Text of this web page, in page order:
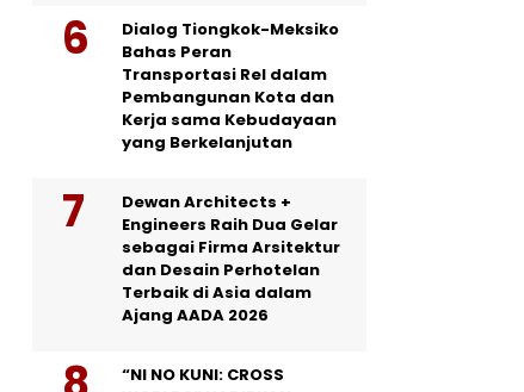
Dialog Tiongkok-Meksiko
Bahas Peran
Transportasi Rel dalam
Pembangunan Kota dan
Kerja sama Kebudayaan
yang Berkelanjutan
Dewan Architects +
Engineers Raih Dua Gelar
sebagai Firma Arsitektur
dan Desain Perhotelan
Terbaik di Asia dalam
Ajang AADA 2026
“NI NO KUNI: CROSS